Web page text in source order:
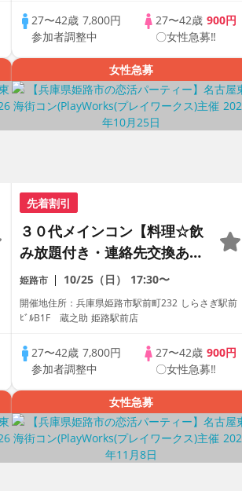
27〜42歳 7,800円
参加者調整中
27〜42歳900円
〇女性急募‼
女性急募
先着割引
３０代メインコン【料理☆飲
み放題付き・連絡先交換あ
り・完全着席型】１名参加多
数・初参加も大歓迎☆
姫路市 10/25（日） 17:30〜
開催地住所：兵庫県姫路市駅前町232 しらさぎ駅前
ﾋﾞﾙB1F 蔵之助 姫路駅前店
27〜42歳 7,800円
参加者調整中
27〜42歳900円
〇女性急募‼
女性急募